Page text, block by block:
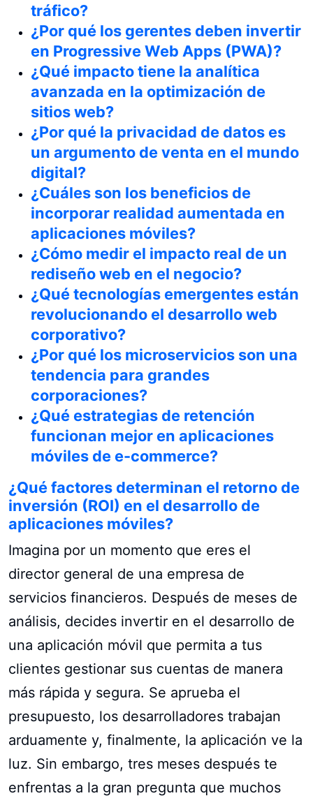
tráfico?
¿Por qué los gerentes deben invertir
en Progressive Web Apps (PWA)?
¿Qué impacto tiene la analítica
avanzada en la optimización de
sitios web?
¿Por qué la privacidad de datos es
un argumento de venta en el mundo
digital?
¿Cuáles son los beneficios de
incorporar realidad aumentada en
aplicaciones móviles?
¿Cómo medir el impacto real de un
rediseño web en el negocio?
¿Qué tecnologías emergentes están
revolucionando el desarrollo web
corporativo?
¿Por qué los microservicios son una
tendencia para grandes
corporaciones?
¿Qué estrategias de retención
funcionan mejor en aplicaciones
móviles de e-commerce?
¿Qué factores determinan el retorno de
inversión (ROI) en el desarrollo de
aplicaciones móviles?
Imagina por un momento que eres el
director general de una empresa de
servicios financieros. Después de meses de
análisis, decides invertir en el desarrollo de
una aplicación móvil que permita a tus
clientes gestionar sus cuentas de manera
más rápida y segura. Se aprueba el
presupuesto, los desarrolladores trabajan
arduamente y, finalmente, la aplicación ve la
luz. Sin embargo, tres meses después te
enfrentas a la gran pregunta que muchos